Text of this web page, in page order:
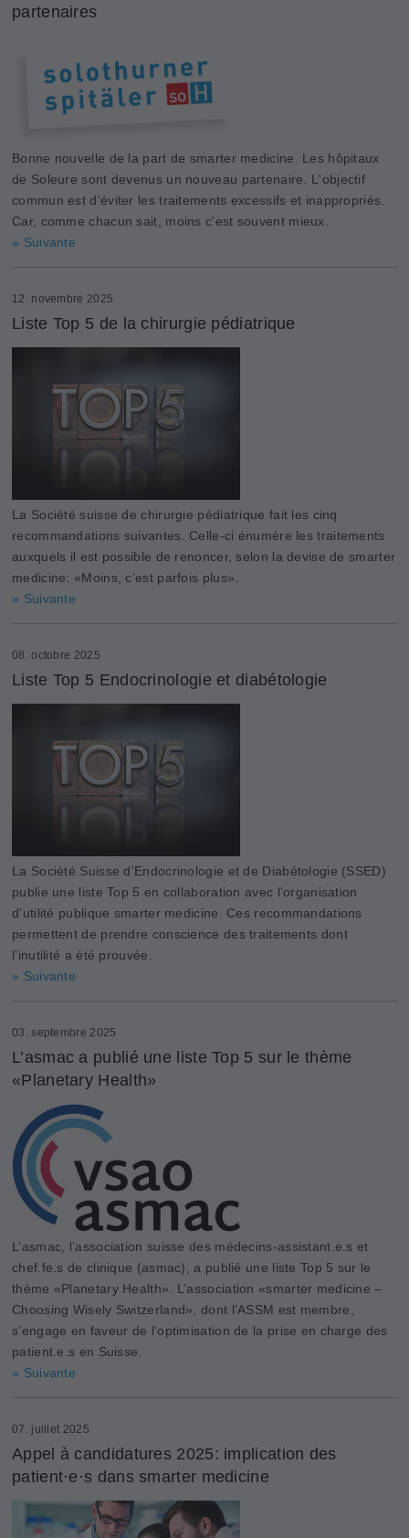
partenaires
Bonne nouvelle de la part de smarter medicine. Les hôpitaux
de Soleure sont devenus un nouveau partenaire. L'objectif
commun est d'éviter les traitements excessifs et inappropriés.
Car, comme chacun sait, moins c'est souvent mieux.
» Suivante
12. novembre 2025
Liste Top 5 de la chirurgie pédiatrique
La Société suisse de chirurgie pédiatrique fait les cinq
recommandations suivantes. Celle-ci énumère les traitements
auxquels il est possible de renoncer, selon la devise de smarter
medicine: «Moins, c’est parfois plus».
» Suivante
08. octobre 2025
Liste Top 5 Endocrinologie et diabétologie
La Société Suisse d’Endocrinologie et de Diabétologie (SSED)
publie une liste Top 5 en collaboration avec l’organisation
d’utilité publique smarter medicine. Ces recommandations
permettent de prendre conscience des traitements dont
l’inutilité a été prouvée.
» Suivante
03. septembre 2025
L’asmac a publié une liste Top 5 sur le thème
«Planetary Health»
L’asmac, l’association suisse des médecins-assistant.e.s et
chef.fe.s de clinique (asmac), a publié une liste Top 5 sur le
thème «Planetary Health». L’association «smarter medicine –
Choosing Wisely Switzerland», dont l’ASSM est membre,
s’engage en faveur de l’optimisation de la prise en charge des
patient.e.s en Suisse.
» Suivante
07. juillet 2025
Appel à candidatures 2025: implication des
patient·e·s dans smarter medicine